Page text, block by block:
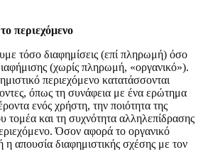
περιεχόμενο
τόσο διαφημίσεις (επί πληρωμή) όσο
(χωρίς πληρωμή, «οργανικό»).
περιεχόμενο κατατάσσονται
όπως τη συνάφεια με ένα ερώτημα
ενός χρήστη, την ποιότητα της
τομέα και τη συχνότητα αλληλεπίδρασης
Όσον αφορά το οργανικό
η απουσία διαφημιστικής σχέσης με τον